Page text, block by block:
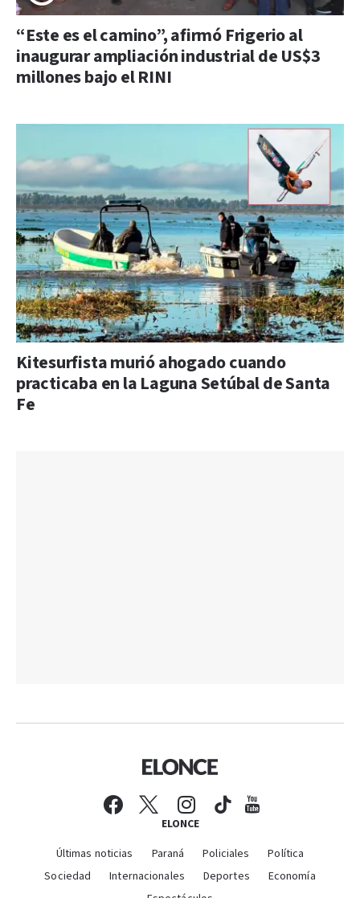
“Este es el camino”, afirmó Frigerio al
inaugurar ampliación industrial de US$3
millones bajo el RINI
Kitesurfista murió ahogado cuando
practicaba en la Laguna Setúbal de Santa
Fe
ELONCE
Últimas noticias Paraná Policiales
Política
Sociedad
Internacionales Deportes
Economía